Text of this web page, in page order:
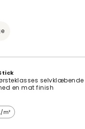
selvklæbende
en mat finish
m²